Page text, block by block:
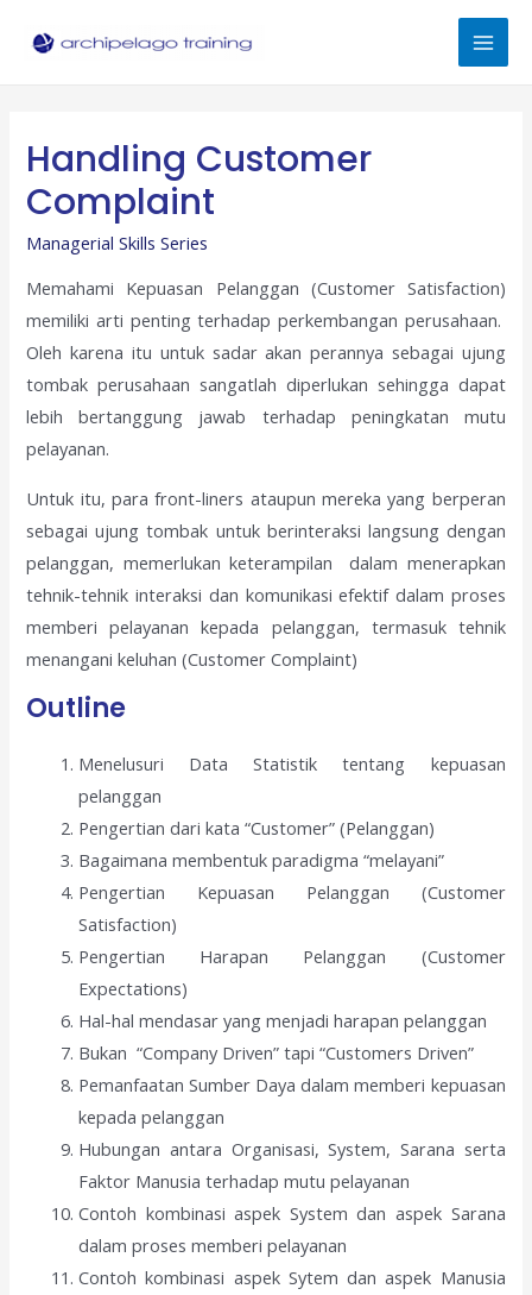
Handling Customer
Complaint
Managerial Skills Series
Memahami Kepuasan Pelanggan (Customer Satisfaction)
memiliki arti penting terhadap perkembangan perusahaan.
Oleh karena itu untuk sadar akan perannya sebagai ujung
tombak perusahaan sangatlah diperlukan sehingga dapat
lebih bertanggung jawab terhadap peningkatan mutu
pelayanan.
Untuk itu, para front-liners ataupun mereka yang berperan
sebagai ujung tombak untuk berinteraksi langsung dengan
pelanggan, memerlukan keterampilan dalam menerapkan
tehnik-tehnik interaksi dan komunikasi efektif dalam proses
memberi pelayanan kepada pelanggan, termasuk tehnik
menangani keluhan (Customer Complaint)
Outline
Menelusuri Data Statistik tentang kepuasan
pelanggan
Pengertian dari kata “Customer” (Pelanggan)
Bagaimana membentuk paradigma “melayani”
Pengertian Kepuasan Pelanggan (Customer
Satisfaction)
Pengertian Harapan Pelanggan (Customer
Expectations)
Hal-hal mendasar yang menjadi harapan pelanggan
Bukan “Company Driven” tapi “Customers Driven”
Pemanfaatan Sumber Daya dalam memberi kepuasan
kepada pelanggan
Hubungan antara Organisasi, System, Sarana serta
Faktor Manusia terhadap mutu pelayanan
Contoh kombinasi aspek System dan aspek Sarana
dalam proses memberi pelayanan
Contoh kombinasi aspek Sytem dan aspek Manusia